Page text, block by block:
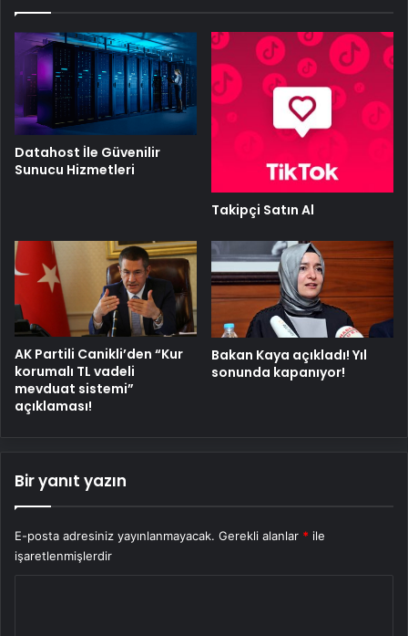
Datahost İle Güvenilir
Sunucu Hizmetleri
Takipçi Satın Al
AK Partili Canikli’den “Kur
korumalı TL vadeli
mevduat sistemi”
açıklaması!
Bakan Kaya açıkladı! Yıl
sonunda kapanıyor!
Bir yanıt yazın
E-posta adresiniz yayınlanmayacak. Gerekli alanlar * ile
işaretlenmişlerdir